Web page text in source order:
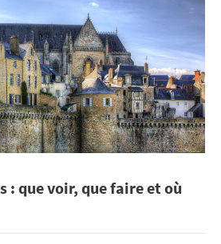
: que voir, que faire et où